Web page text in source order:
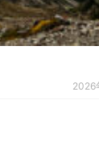
2026